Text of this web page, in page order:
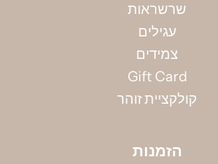
צמיד
גם בסרט מדידה.
שרשראות
עגילים
צמידים
Gift Card
קולקציית זוהר
הזמנות